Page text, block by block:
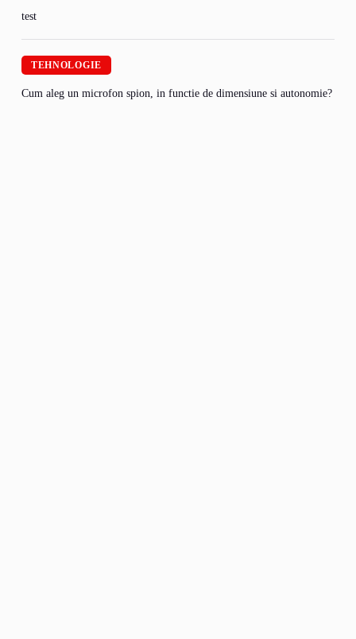
test
TEHNOLOGIE
Cum aleg un microfon spion, in functie de dimensiune si autonomie?